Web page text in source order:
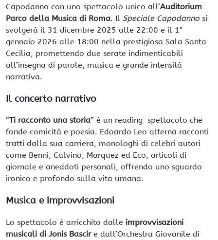
Capodanno con uno spettacolo unico all’Auditorium
Parco della Musica di Roma. Il Speciale Capodannosi
svolgerà il 31 dicembre 2025 alle 22:00 e il 1°
gennaio 2026 alle 18:00 nella prestigiosa Sala Santa
Cecilia, promettendo due serate indimenticabili
all’insegna di parole, musica e grande intensità
narrativa.
Il concerto narrativo
“Ti racconto una storia” è un reading-spettacolo che
fonde comicità e poesia. Edoardo Leo alterna racconti
tratti dalla sua carriera, monologhi di celebri autori
come Benni, Calvino, Marquez ed Eco, articoli di
giornale e aneddoti personali, offrendo uno sguardo
ironico e profondo sulla vita umana.
Musica e improvvisazioni
Lo spettacolo è arricchito dalle improvvisazioni
musicali di Jonis Bascire dall’Orchestra Giovanile di